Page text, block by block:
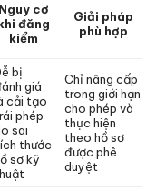
Nguy cơ
đăng
kiểm
Giải pháp
phù hợp
bị
giá
cải tạo
phép
sai
thước
sơ kỹ
Chỉ nâng cấp
trong giới hạn
cho phép và
thực hiện
theo hồ sơ
được phê
duyệt